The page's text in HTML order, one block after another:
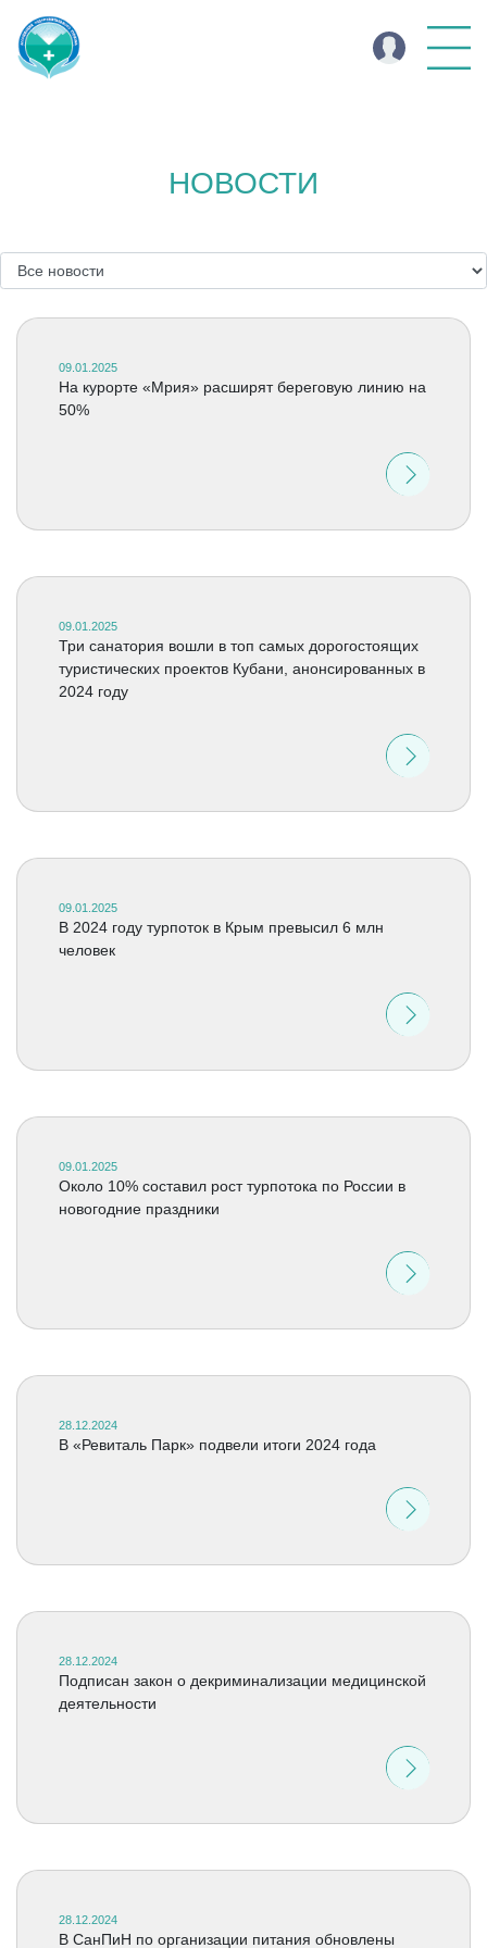
НОВОСТИ
09.01.2025
На курорте «Мрия» расширят береговую линию на
50%
09.01.2025
Три санатория вошли в топ самых дорогостоящих
туристических проектов Кубани, анонсированных в
2024 году
09.01.2025
В 2024 году турпоток в Крым превысил 6 млн
человек
09.01.2025
Около 10% составил рост турпотока по России в
новогодние праздники
28.12.2024
В «Ревиталь Парк» подвели итоги 2024 года
28.12.2024
Подписан закон о декриминализации медицинской
деятельности
28.12.2024
В СанПиН по организации питания обновлены